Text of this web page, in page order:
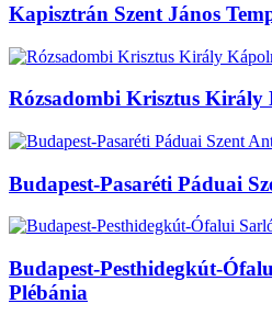
Kapisztrán Szent János
Rózsadombi Krisztus Király
Budapest-Pasaréti Páduai
Budapest-Pesthidegkút-
Plébánia